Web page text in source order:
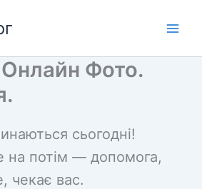
Фото.
сьогодні!
на потім — допомога,
чекає вас.